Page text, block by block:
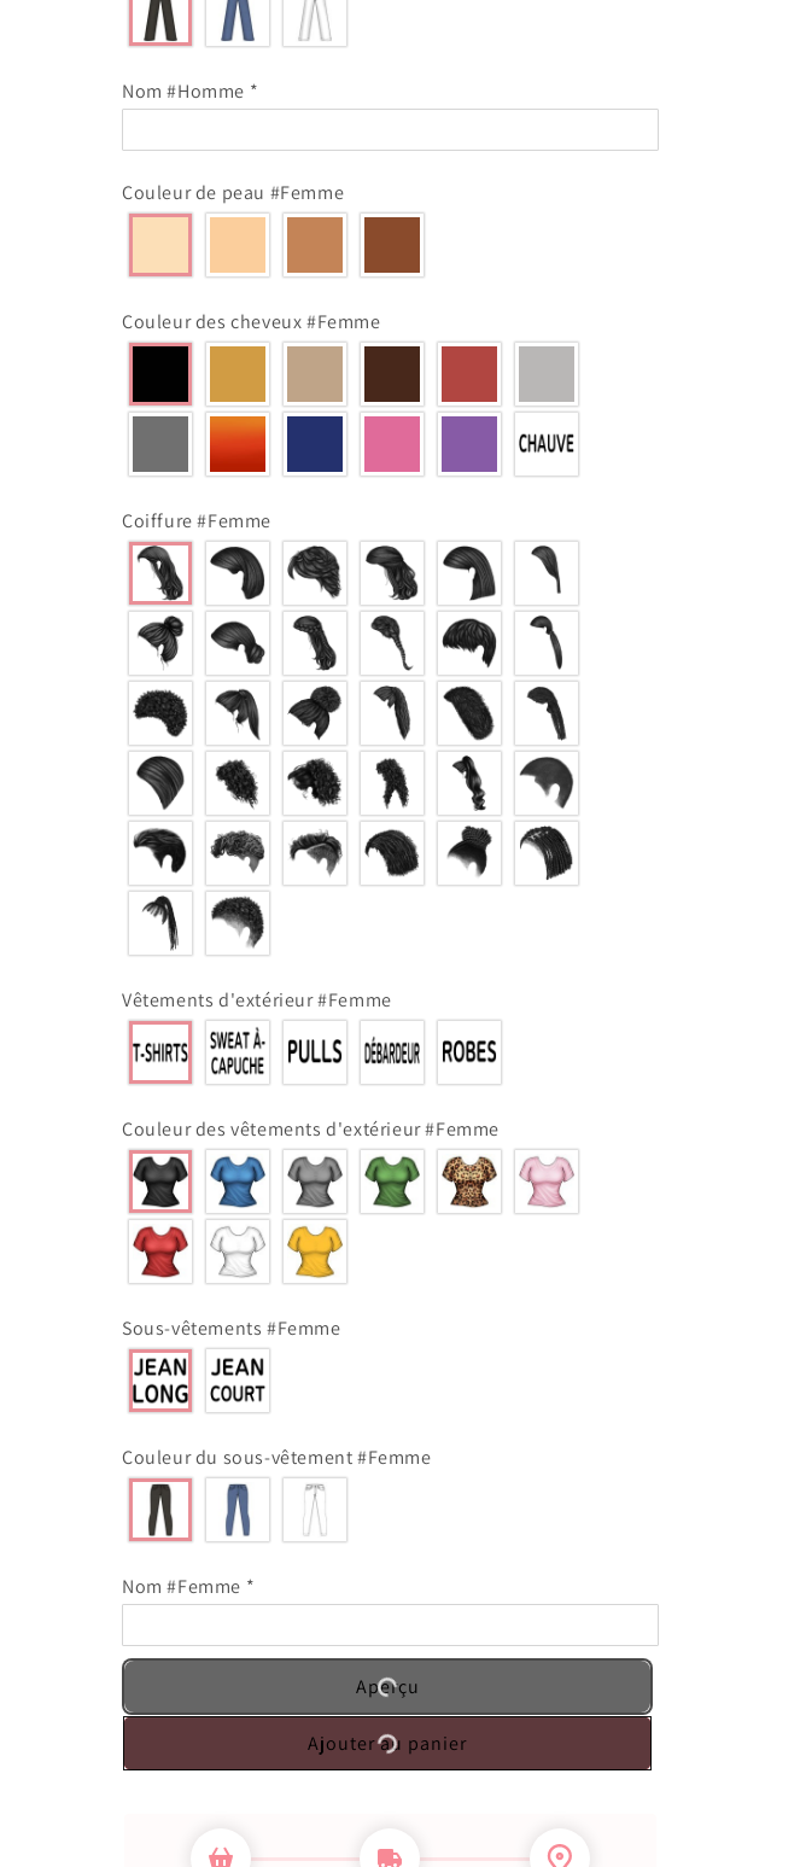
Nom #Homme *
Couleur de peau #Femme
Couleur des cheveux #Femme
Coiffure #Femme
Vêtements d'extérieur #Femme
Couleur des vêtements d'extérieur #Femme
Sous-vêtements #Femme
Couleur du sous-vêtement #Femme
Nom #Femme *
Aperçu
Ajouter au panier